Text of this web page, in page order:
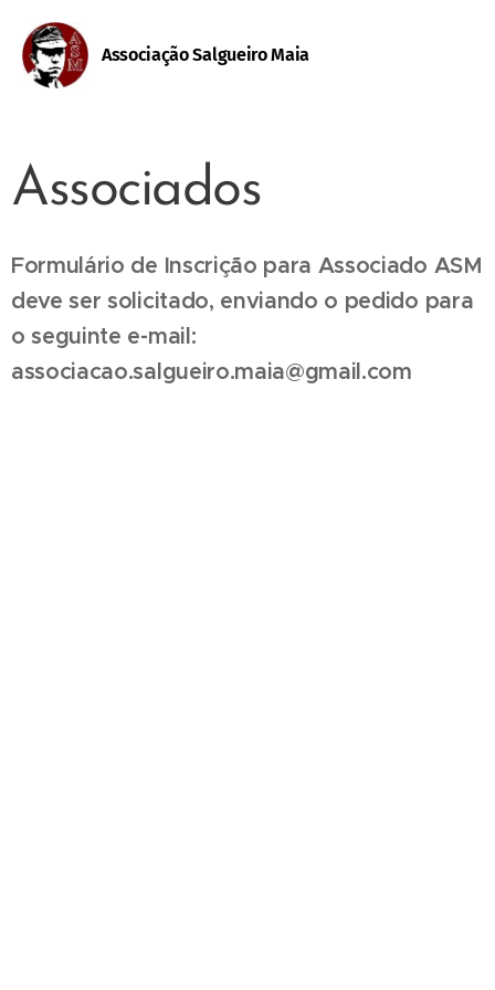
Associação Salgueiro Maia
Associados
Formulário de Inscrição para Associado ASM
deve ser solicitado, enviando o pedido para
o seguinte e-mail:
associacao.salgueiro.maia@gmail.com